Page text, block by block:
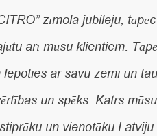
zīmola jubileju,
arī mūsu klientiem.
ar savu zemi un
un spēks. Katrs
un vienotāku